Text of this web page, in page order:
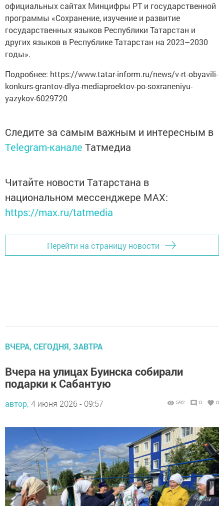
официальных сайтах Минцифры РТ и государственной
программы «Сохранение, изучение и развитие
государственных языков Республики Татарстан и
других языков в Республике Татарстан на 2023–2030
годы».
Подробнее: https://www.tatar-inform.ru/news/v-rt-obyavili-
konkurs-grantov-dlya-mediaproektov-po-soxraneniyu-
yazykov-6029720
Следите за самым важным и интересным в
Telegram-канале Татмедиа
Читайте новости Татарстана в
национальном мессенджере MАХ:
https://max.ru/tatmedia
Перейти на страницу новости
ВЧЕРА, СЕГОДНЯ, ЗАВТРА
Вчера на улицах Буинска собирали
подарки к Сабантую
автор, 4 июня 2026 - 09:57 592 0 0